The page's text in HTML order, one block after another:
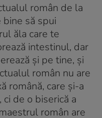
român de la
bine să spui
ăla care te
intestinul, dar
și pe tine, și
român nu are
română, care și-a
de o biserică a
român are